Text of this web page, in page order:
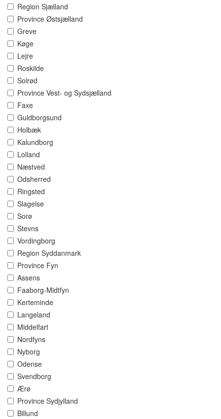
Region Sjælland
Province Østsjælland
Greve
Køge
Lejre
Roskilde
Solrød
Province Vest- og Sydsjælland
Faxe
Guldborgsund
Holbæk
Kalundborg
Lolland
Næstved
Odsherred
Ringsted
Slagelse
Sorø
Stevns
Vordingborg
Region Syddanmark
Province Fyn
Assens
Faaborg-Midtfyn
Kerteminde
Langeland
Middelfart
Nordfyns
Nyborg
Odense
Svendborg
Ærø
Province Sydjylland
Billund